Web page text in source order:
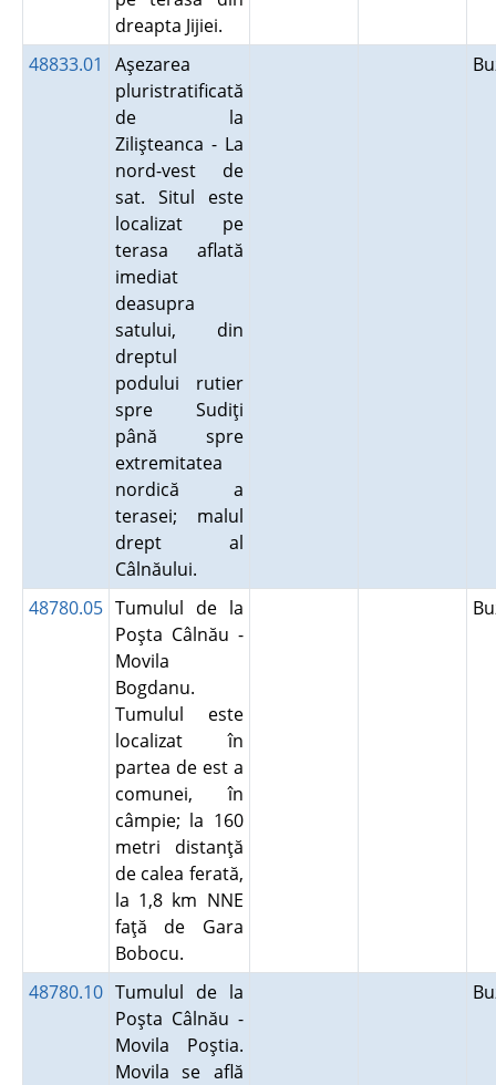
dreapta Jijiei.
48833.01
Aşezarea
pluristratificată
de la
Zilişteanca - La
nord-vest de
sat. Situl este
localizat pe
terasa aflată
imediat
deasupra
satului, din
dreptul
podului rutier
spre Sudiţi
până spre
extremitatea
nordică a
terasei; malul
drept al
Câlnăului.
48780.05 Tumulul de la
Poşta Câlnău -
Movila
Bogdanu.
Tumulul este
localizat în
partea de est a
comunei, în
câmpie; la 160
metri distanţă
de calea ferată,
la 1,8 km NNE
faţă de Gara
Bobocu.
48780.10 Tumulul de la
Poşta Câlnău -
Movila Poştia.
Movila se află